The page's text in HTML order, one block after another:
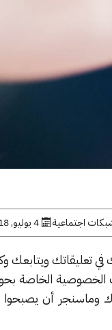
اجتماعية 4 يوليو, 2018
في تعليقاتك ويتابعك
الخاصة
وماسنجر أن يصبحوا